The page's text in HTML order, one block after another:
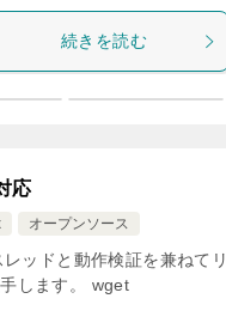
続きを読む
応
オープンソース
ッドと動作検証を兼ねてリ
します。 wget